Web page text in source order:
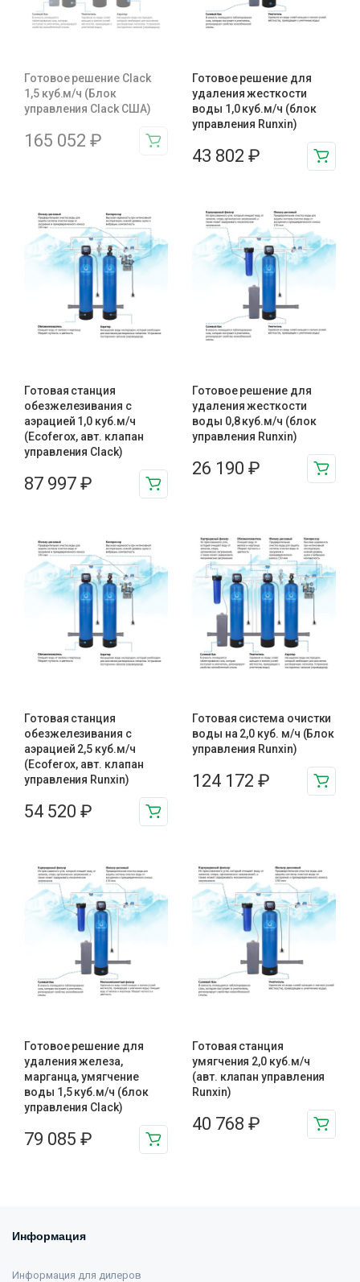
Готовое решение Clack
1,5 куб.м/ч (Блок
управления Clack США)
165 052 ₽
Готовое решение для
удаления жесткости
воды 1,0 куб.м/ч (блок
управления Runxin)
43 802 ₽
Готовая станция
обезжелезивания c
аэрацией 1,0 куб.м/ч
(Ecoferox, авт. клапан
управления Clack)
87 997 ₽
Готовое решение для
удаления жесткости
воды 0,8 куб.м/ч (блок
управления Runxin)
26 190 ₽
Готовая станция
обезжелезивания c
аэрацией 2,5 куб.м/ч
(Ecoferox, авт. клапан
управления Runxin)
54 520 ₽
Готовая система очистки
воды на 2,0 куб. м/ч (Блок
управления Runxin)
124 172 ₽
Готовое решение для
удаления железа,
марганца, умягчение
воды 1,5 куб.м/ч (блок
управления Clack)
79 085 ₽
Готовая станция
умягчения 2,0 куб.м/ч
(авт. клапан управления
Runxin)
40 768 ₽
Информация
Информация для дилеров